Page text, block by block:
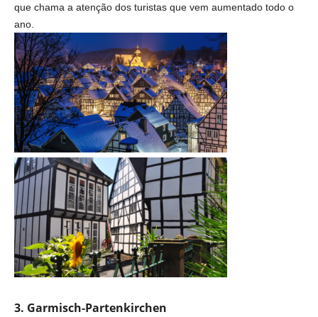
que chama a atenção dos turistas que vem aumentado todo o
ano.
3. Garmisch-Partenkirchen